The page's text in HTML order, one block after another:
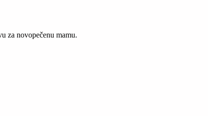
za novopečenu mamu.